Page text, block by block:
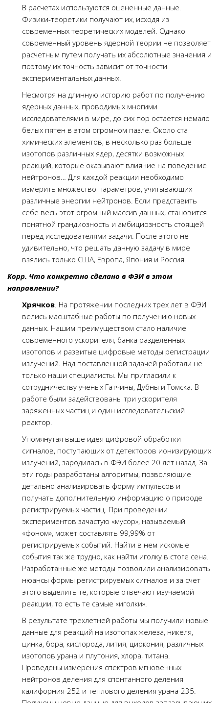
В расчетах используются оцененные данные.
Физики-теоретики получают их, исходя из
современных теоретических моделей. Однако
современный уровень ядерной теории не позволяет
расчетным путем получать их абсолютные значения и
поэтому их точность зависит от точности
экспериментальных данных.
Несмотря на длинную историю работ по получению
ядерных данных, проводимых многими
исследователями в мире, до сих пор остается немало
белых пятен в этом огромном пазле. Около ста
химических элементов, в несколько раз больше
изотопов различных ядер, десятки возможных
реакций, которые оказывают влияние на поведение
нейтронов… Для каждой реакции необходимо
измерить множество параметров, учитывающих
различные энергии нейтронов. Если представить
себе весь этот огромный массив данных, становится
понятной грандиозность и амбициозность стоящей
перед исследователями задачи. После этого не
удивительно, что решать данную задачу в мире
взялись только США, Европа, Япония и Россия.
Корр. Что конкретно сделано в ФЭИ в этом
направлении?
Хрячков. На протяжении последних трех лет в ФЭИ
велись масштабные работы по получению новых
данных. Нашим преимуществом стало наличие
современного ускорителя, банка разделенных
изотопов и развитые цифровые методы регистрации
излучений. Над поставленной задачей работали не
только наши специалисты. Мы пригласили к
сотрудничеству ученых Гатчины, Дубны и Томска. В
работе были задействованы три ускорителя
заряженных частиц и один исследовательский
реактор.
Упомянутая выше идея цифровой обработки
сигналов, поступающих от детекторов ионизирующих
излучений, зародилась в ФЭИ более 20 лет назад. За
эти годы разработаны алгоритмы, позволяющие
детально анализировать форму импульсов и
получать дополнительную информацию о природе
регистрируемых частиц. При проведении
экспериментов зачастую «мусор», называемый
«фоном», может составлять 99,99% от
регистрируемых событий. Найти в нем искомые
события так же трудно, как найти иголку в стоге сена.
Разработанные же методы позволили анализировать
нюансы формы регистрируемых сигналов и за счет
этого выделить те, которые отвечают изучаемой
реакции, то есть те самые «иголки».
В результате трехлетней работы мы получили новые
данные для реакций на изотопах железа, никеля,
цинка, бора, кислорода, лития, циркония, различных
изотопов урана и плутония, хлора, титана.
Проведены измерения спектров мгновенных
нейтронов деления для спонтанного деления
калифорния-252 и теплового деления урана-235.